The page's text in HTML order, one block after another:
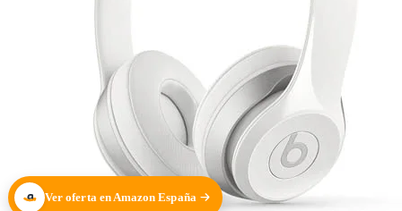
Ver oferta en Amazon España